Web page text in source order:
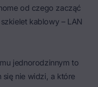
od czego zacząć
kablowy – LAN
jednorodzinnym to
nie widzi, a które